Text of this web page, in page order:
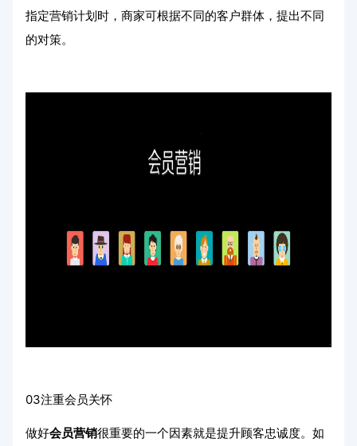
指定营销计划时，商家可根据不同的客户群体，提出不同
的对策。
03注重会员关怀
做好会员营销很重要的一个因素就是提升顾客忠诚度。如